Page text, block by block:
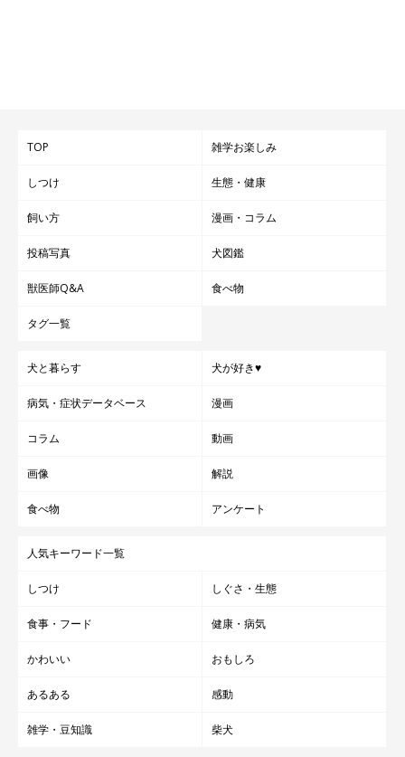
TOP 雑学お楽しみ
しつけ 生態・健康
飼い方 漫画・コラム
投稿写真 犬図鑑
獣医師Q&A 食べ物
タグ一覧
犬と暮らす 犬が好き♥
病気・症状データベース 漫画
コラム 動画
画像 解説
食べ物 アンケート
人気キーワード一覧
しつけ しぐさ・生態
食事・フード 健康・病気
かわいい おもしろ
あるある 感動
雑学・豆知識 柴犬